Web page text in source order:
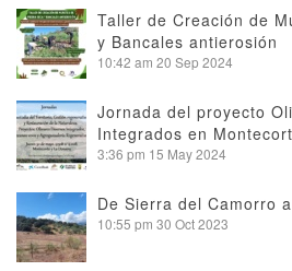
Taller de Creación de
y Bancales antierosión
10:42 am 20 Sep 2024
Jornada del proyecto
Integrados en
3:36 pm 15 May 2024
De Sierra del Camorro
10:55 pm 30 Oct 2023